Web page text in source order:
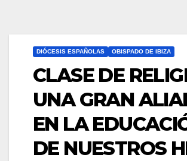
DIÓCESIS ESPAÑOLAS OBISPADO DE IBIZA
CLASE DE
UNA GRAN
EN LA
DE NUESTROS